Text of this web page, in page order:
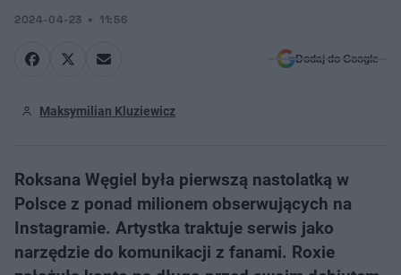
2024-04-23 11:56
Dodaj do Google
Maksymilian Kluziewicz
Roksana Węgiel była pierwszą nastolatką w
Polsce z ponad milionem obserwujących na
Instagramie. Artystka traktuje serwis jako
narzędzie do komunikacji z fanami. Roxie